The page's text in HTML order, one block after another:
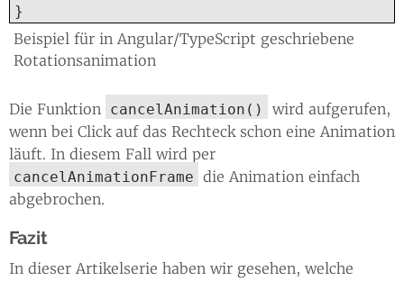
Beispiel für in Angular/TypeScript geschriebene
Rotationsanimation
}
Die Funktion cancelAnimation()
wird aufgerufen,
wenn bei Click auf das Rechteck schon eine Animation
läuft. In diesem Fall wird per
cancelAnimationFrame die Animation einfach
abgebrochen.
Fazit
In dieser Artikelserie haben wir gesehen, welche